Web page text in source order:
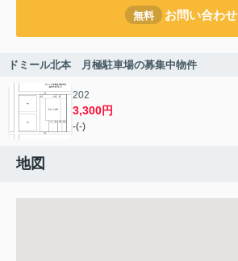
無料 お問い合わせ
ドミール北本 月極駐車場の募集中物件
202
3,300円
-(-)
地図